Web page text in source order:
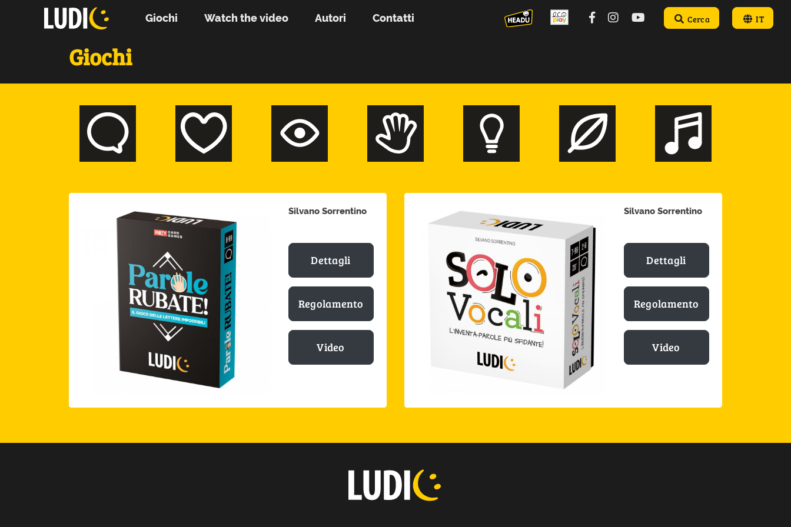
Giochi Watch the video Autori Contatti Cerca IT
Giochi
Silvano Sorrentino
Dettagli
Regolamento
Video
Silvano Sorrentino
Dettagli
Regolamento
Video